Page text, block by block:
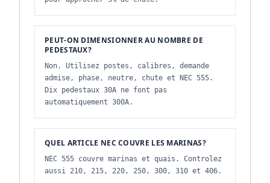
PEUT-ON DIMENSIONNER AU NOMBRE DE
PEDESTAUX?
Non. Utilisez postes, calibres, demande
admise, phase, neutre, chute et NEC 555.
Dix pedestaux 30A ne font pas
automatiquement 300A.
QUEL ARTICLE NEC COUVRE LES MARINAS?
NEC 555 couvre marinas et quais. Controlez
aussi 210, 215, 220, 250, 300, 310 et 406.